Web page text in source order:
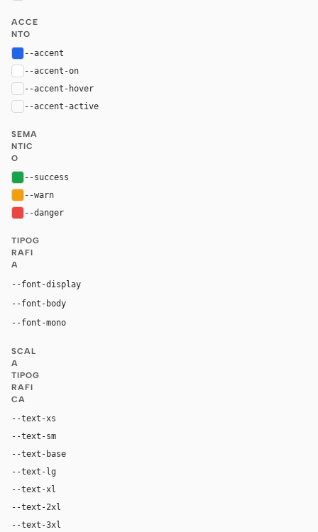
ACCE
NTO
--accent
--accent-on
--accent-hover
--accent-active
SEMA
NTIC
O
--success
--warn
--danger
TIPOG
RAFI
A
--font-display
--font-body
--font-mono
SCAL
A
TIPOG
RAFI
CA
--text-xs
--text-sm
--text-base
--text-lg
--text-xl
--text-2xl
--text-3xl